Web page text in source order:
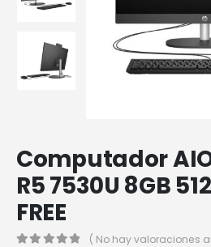
Computador AIO
R5 7530U 8GB
FREE
( No hay valoraciones